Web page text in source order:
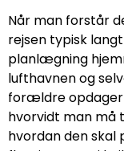
Når man forstår
rejsen typisk
planlægning
lufthavnen og
forældre opdager
hvorvidt man må
hvordan den skal